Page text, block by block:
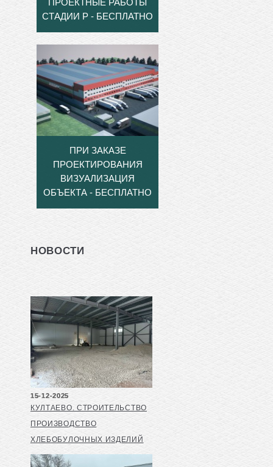
СТАДИИ Р - БЕСПЛАТНО
ПРИ ЗАКАЗЕ
ПРОЕКТИРОВАНИЯ
ВИЗУАЛИЗАЦИЯ
ОБЪЕКТА - БЕСПЛАТНО
НОВОСТИ
15-12-2025
КУЛТАЕВО. СТРОИТЕЛЬСТВО
ПРОИЗВОДСТВО
ХЛЕБОБУЛОЧНЫХ ИЗДЕЛИЙ